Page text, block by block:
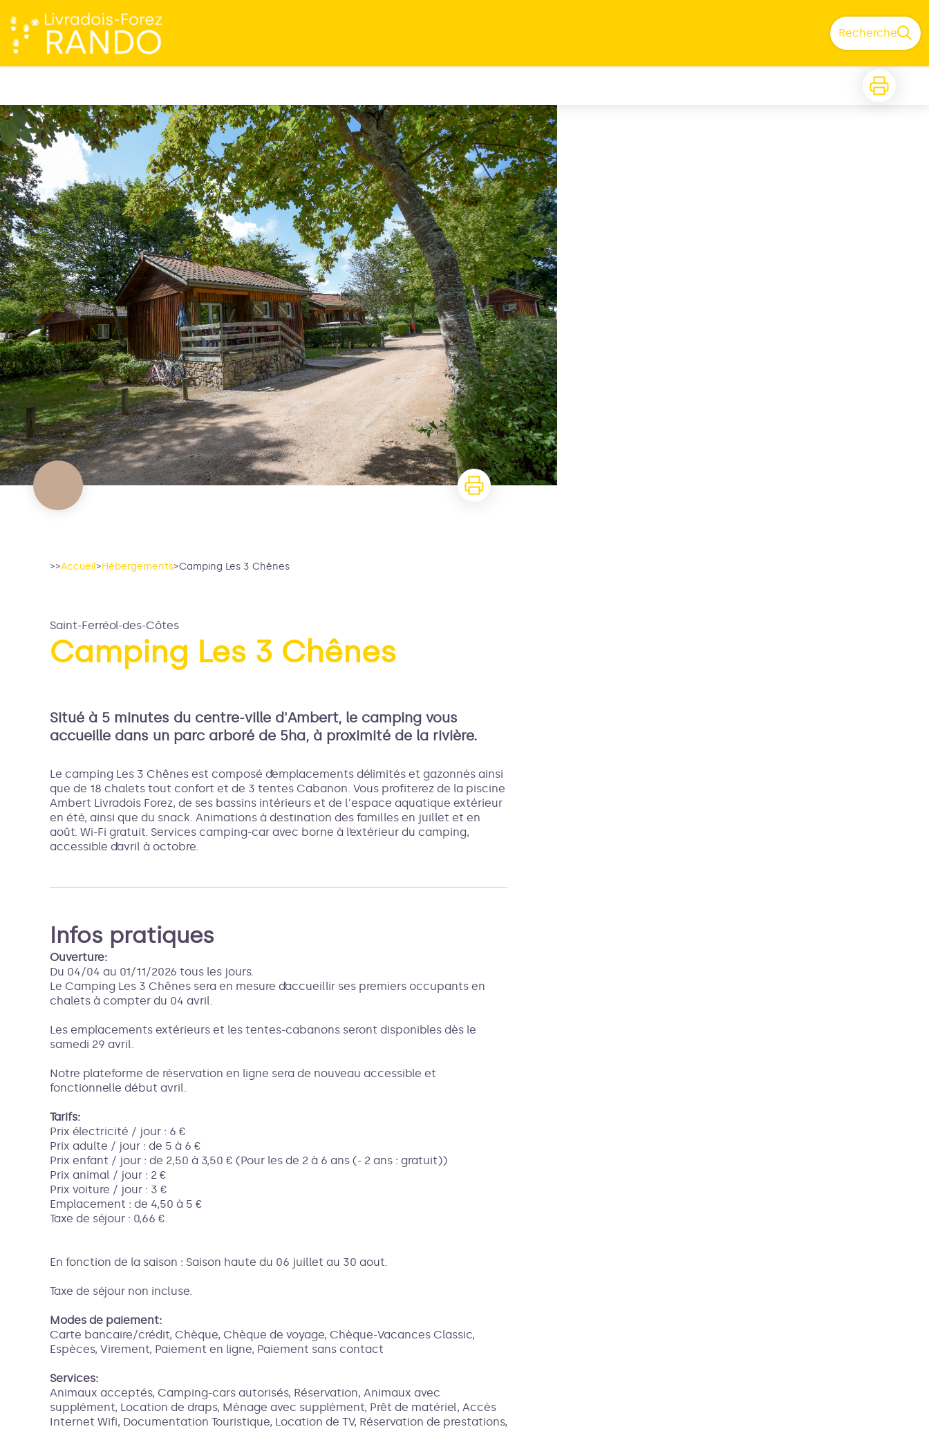
Recherche
>>Accueil>Hébergements>Camping Les 3 Chênes
Saint-Ferréol-des-Côtes
Camping Les 3 Chênes
Situé à 5 minutes du centre-ville d'Ambert, le camping vous
accueille dans un parc arboré de 5ha, à proximité de la rivière.
Le camping Les 3 Chênes est composé d’emplacements délimités et gazonnés ainsi
que de 18 chalets tout confort et de 3 tentes Cabanon. Vous profiterez de la piscine
Ambert Livradois Forez, de ses bassins intérieurs et de l'espace aquatique extérieur
en été, ainsi que du snack. Animations à destination des familles en juillet et en
août. Wi-Fi gratuit. Services camping-car avec borne à l’extérieur du camping,
accessible d’avril à octobre.
Infos pratiques
Ouverture:
Du 04/04 au 01/11/2026 tous les jours.
Le Camping Les 3 Chênes sera en mesure d’accueillir ses premiers occupants en
chalets à compter du 04 avril.
Les emplacements extérieurs et les tentes-cabanons seront disponibles dès le
samedi 29 avril.
Notre plateforme de réservation en ligne sera de nouveau accessible et
fonctionnelle début avril.
Tarifs:
Prix électricité / jour : 6 €
Prix adulte / jour : de 5 à 6 €
Prix enfant / jour : de 2,50 à 3,50 € (Pour les de 2 à 6 ans (- 2 ans : gratuit))
Prix animal / jour : 2 €
Prix voiture / jour : 3 €
Emplacement : de 4,50 à 5 €
Taxe de séjour : 0,66 €.
En fonction de la saison : Saison haute du 06 juillet au 30 aout.
Taxe de séjour non incluse.
Modes de paiement:
Carte bancaire/crédit, Chèque, Chèque de voyage, Chèque-Vacances Classic,
Espèces, Virement, Paiement en ligne, Paiement sans contact
Services:
Animaux acceptés, Camping-cars autorisés, Réservation, Animaux avec
supplément, Location de draps, Ménage avec supplément, Prêt de matériel, Accès
Internet Wifi, Documentation Touristique, Location de TV, Réservation de prestations,